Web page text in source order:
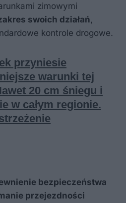
zimowymi
swoich działań
kontrole drogowe.
bezpieczeństwa
przejezdności